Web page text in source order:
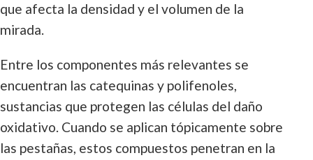
que afecta la densidad y el volumen de la
mirada.
Entre los componentes más relevantes se
encuentran las catequinas y polifenoles,
sustancias que protegen las células del daño
oxidativo. Cuando se aplican tópicamente sobre
las pestañas, estos compuestos penetran en la